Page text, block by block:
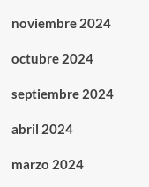
noviembre 2024
octubre 2024
septiembre 2024
abril 2024
marzo 2024